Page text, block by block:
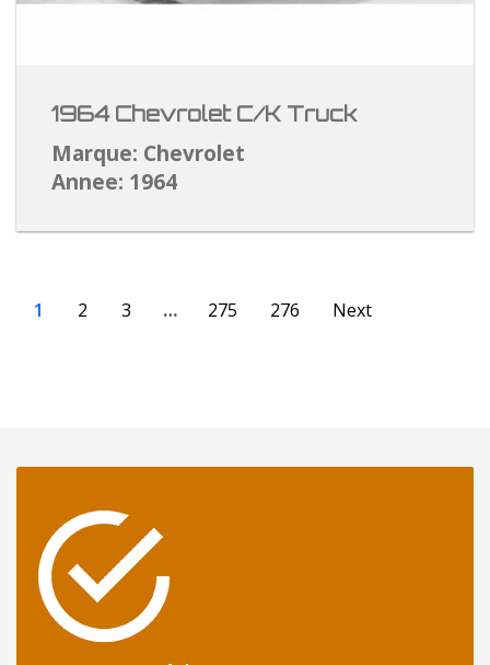
1964 Chevrolet C/K Truck
Marque: Chevrolet
Annee: 1964
1 2 3 … 275 276 Next